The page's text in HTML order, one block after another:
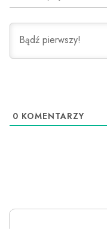
0 KOMENTARZY